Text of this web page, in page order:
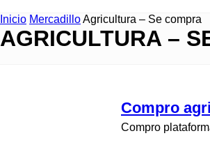
Inicio MercadilloAgricultura – Se compra
AGRICULTURA –
Compro
Compro